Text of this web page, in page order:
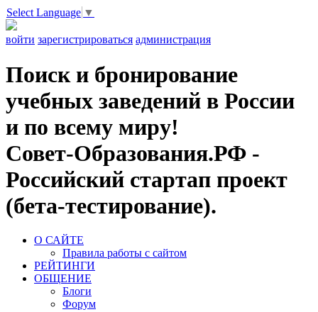
Select Language ▼
войти зарегистрироваться администрация
Поиск и бронирование
учебных заведений в России
и по всему миру!
Совет-Образования.РФ -
Российский стартап проект
(бета-тестирование).
О САЙТЕ
Правила работы с сайтом
РЕЙТИНГИ
ОБЩЕНИЕ
Блоги
Форум